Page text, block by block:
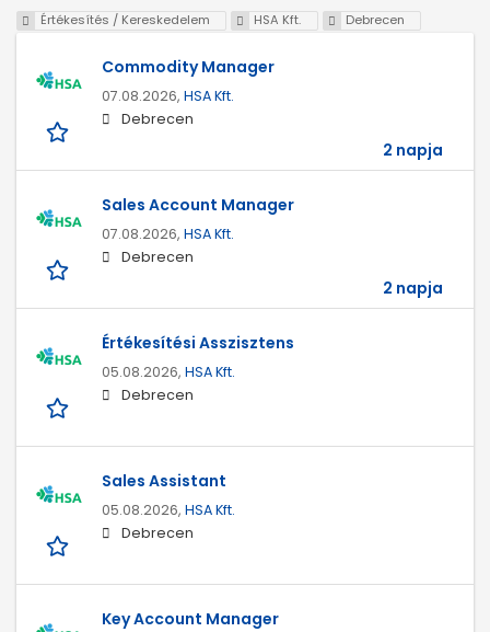
Értékesítés / Kereskedelem HSA Kft. Debrecen
Commodity Manager
07.08.2026, HSA Kft.
Debrecen
2 napja
Sales Account Manager
07.08.2026, HSA Kft.
Debrecen
2 napja
Értékesítési Asszisztens
05.08.2026, HSA Kft.
Debrecen
Sales Assistant
05.08.2026, HSA Kft.
Debrecen
Key Account Manager